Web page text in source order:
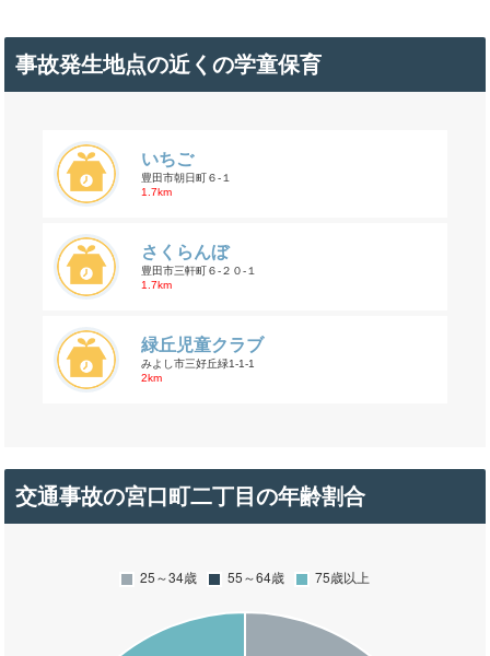
事故発生地点の近くの学童保育
いちご
豊田市朝日町６-１
1.7km
さくらんぼ
豊田市三軒町６-２０-１
1.7km
緑丘児童クラブ
みよし市三好丘緑1-1-1
2km
交通事故の宮口町二丁目の年齢割合